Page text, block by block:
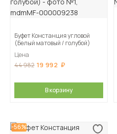
Буфет Констанция угловой
(Белый матовый / голубой)
Цена
44 982 19 992
В корзину
-56%